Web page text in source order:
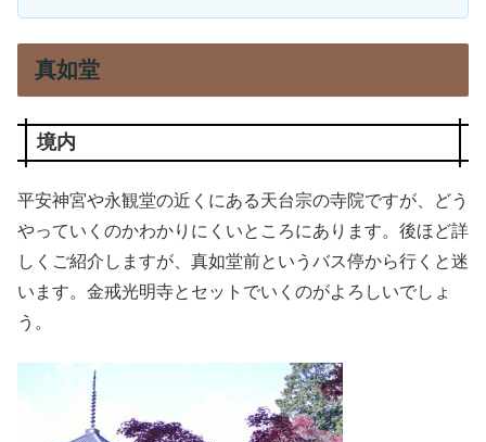
真如堂
境内
平安神宮や永観堂の近くにある天台宗の寺院ですが、どう
やっていくのかわかりにくいところにあります。後ほど詳
しくご紹介しますが、真如堂前というバス停から行くと迷
います。金戒光明寺とセットでいくのがよろしいでしょ
う。